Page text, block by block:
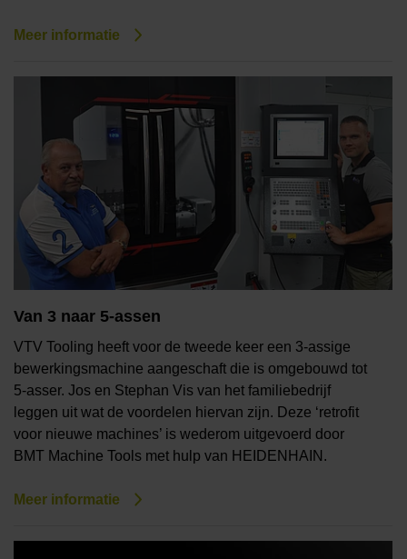
Meer informatie
Van 3 naar 5-assen
VTV Tooling heeft voor de tweede keer een 3-assige
bewerkingsmachine aangeschaft die is omgebouwd tot
5-asser. Jos en Stephan Vis van het familiebedrijf
leggen uit wat de voordelen hiervan zijn. Deze ‘retrofit
voor nieuwe machines’ is wederom uitgevoerd door
BMT Machine Tools met hulp van HEIDENHAIN.
Meer informatie